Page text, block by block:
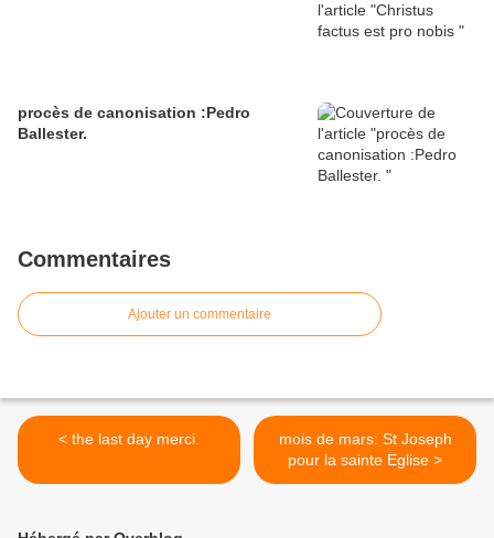
procès de canonisation :Pedro
Ballester.
Commentaires
Ajouter un commentaire
< the last day merci.
mois de mars: St Joseph
pour la sainte Eglise >